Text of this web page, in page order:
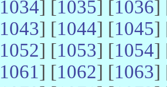
1034] [1035] [1036]
1043] [1044] [1045]
1052] [1053] [1054]
1061] [1062] [1063]